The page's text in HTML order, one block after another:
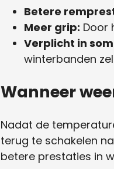
Betere
Meer grip: Door
Verplicht in
winterbanden
Wanneer
Nadat de
terug te schakelen
betere prestaties in